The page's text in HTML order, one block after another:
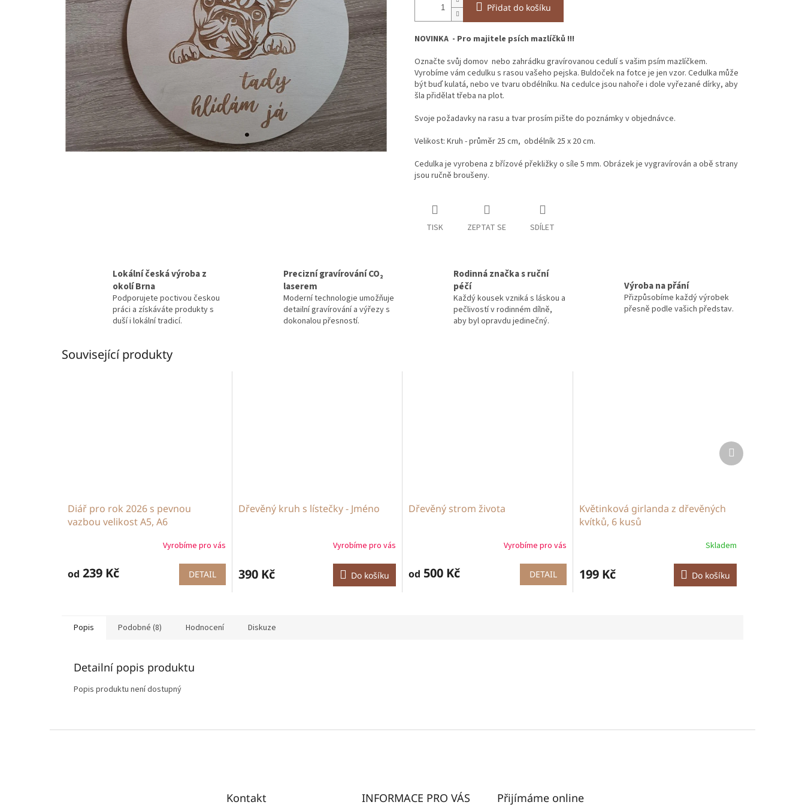
Přidat do košíku
NOVINKA - Pro majitele psích mazlíčků !!!
Označte svůj domov nebo zahrádku gravírovanou cedulí s vašim psím mazlíčkem.
Vyrobíme vám cedulku s rasou vašeho pejska. Buldoček na fotce je jen vzor. Cedulka může
být buď kulatá, nebo ve tvaru obdélníku. Na cedulce jsou nahoře i dole vyřezané dírky, aby
šla přidělat třeba na plot.
Svoje požadavky na rasu a tvar prosím pište do poznámky v objednávce.
Velikost: Kruh - průměr 25 cm, obdélník 25 x 20 cm.
Cedulka je vyrobena z břízové překližky o síle 5 mm. Obrázek je vygravírován a obě strany
jsou ručně broušeny.
TISK ZEPTAT SE SDÍLET
Lokální česká výroba z
okolí Brna
Podporujete poctivou českou
práci a získáváte produkty s
duší i lokální tradicí.
Precizní gravírování CO₂
laserem
Moderní technologie umožňuje
detailní gravírování a výřezy s
dokonalou přesností.
Rodinná značka s ruční
péčí
Každý kousek vzniká s láskou a
pečlivostí v rodinném dílně,
aby byl opravdu jedinečný.
Výroba na přání
Přizpůsobíme každý výrobek
přesně podle vašich představ.
Související produkty
Diář pro rok 2026 s pevnou
vazbou velikost A5, A6
Vyrobíme pro vás
od 239 Kč DETAIL
Dřevěný kruh s lístečky - Jméno
Vyrobíme pro vás
390 Kč Do košíku
Dřevěný strom života
Vyrobíme pro vás
od 500 Kč DETAIL
Květinková girlanda z dřevěných
kvítků, 6 kusů
Skladem
199 Kč Do košíku
Další
produkt
Popis Podobné (8) Hodnocení Diskuze
Detailní popis produktu
Popis produktu není dostupný
Kontakt INFORMACE PRO VÁS Přijímáme online